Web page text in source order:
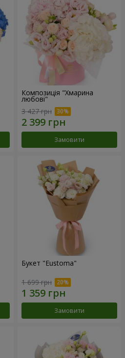
Композиція "Хмарина
любові"
3 427 грн
Замовити
Букет "Eustoma"
1 699 грн
Замовити